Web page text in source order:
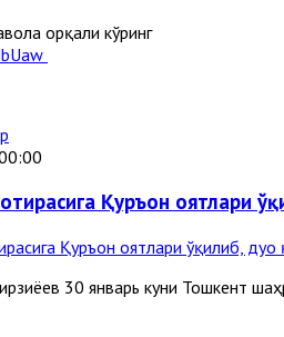
орқали кўринг
Қуръон оятлари
30 январь куни Тошкент